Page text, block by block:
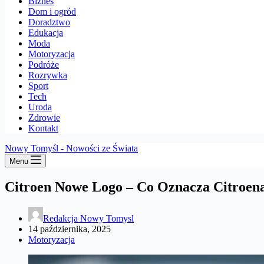
Dom i ogród
Doradztwo
Edukacja
Moda
Motoryzacja
Podróże
Rozrywka
Sport
Tech
Uroda
Zdrowie
Kontakt
Nowy Tomyśl - Nowości ze Świata
Menu
Citroen Nowe Logo – Co Oznacza
Redakcja Nowy Tomysl
14 października, 2025
Motoryzacja